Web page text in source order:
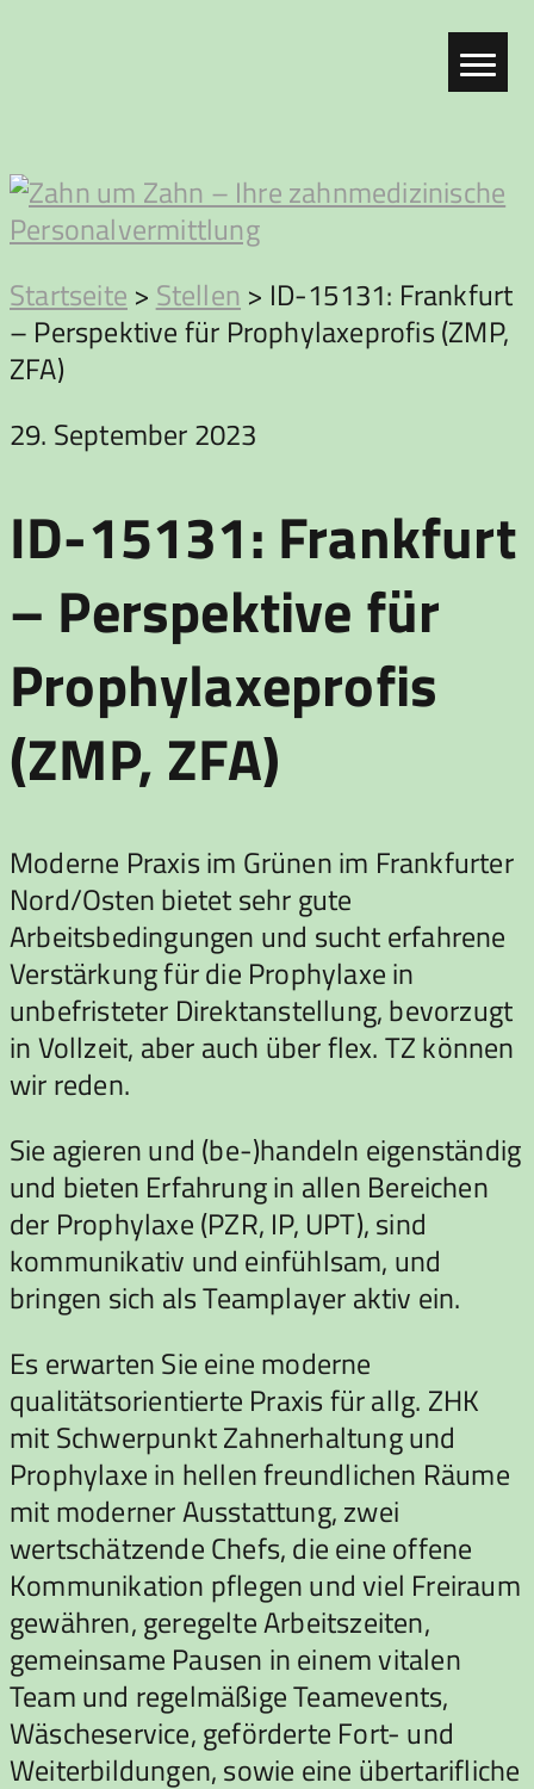
Zahn
um
Zahn
Startseite > Stellen > ID-15131: Frankfurt
– Perspektive für Prophylaxeprofis (ZMP,
ZFA)
29. September 2023
ID-15131: Frankfurt
– Perspektive für
Prophylaxeprofis
(ZMP, ZFA)
Moderne Praxis im Grünen im Frankfurter
Nord/Osten bietet sehr gute
Arbeitsbedingungen und sucht erfahrene
Verstärkung für die Prophylaxe in
unbefristeter Direktanstellung, bevorzugt
in Vollzeit, aber auch über flex. TZ können
wir reden.
Sie agieren und (be-)handeln eigenständig
und bieten Erfahrung in allen Bereichen
der Prophylaxe (PZR, IP, UPT), sind
kommunikativ und einfühlsam, und
bringen sich als Teamplayer aktiv ein.
Es erwarten Sie eine moderne
qualitätsorientierte Praxis für allg. ZHK
mit Schwerpunkt Zahnerhaltung und
Prophylaxe in hellen freundlichen Räume
mit moderner Ausstattung, zwei
wertschätzende Chefs, die eine offene
Kommunikation pflegen und viel Freiraum
gewähren, geregelte Arbeitszeiten,
gemeinsame Pausen in einem vitalen
Team und regelmäßige Teamevents,
Wäscheservice, geförderte Fort- und
Weiterbildungen, sowie eine übertarifliche